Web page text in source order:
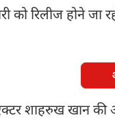
रिलीज होने जा
शाहरुख खान